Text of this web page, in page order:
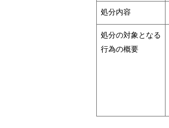
処分内容
処分の対象となる
行為の概要